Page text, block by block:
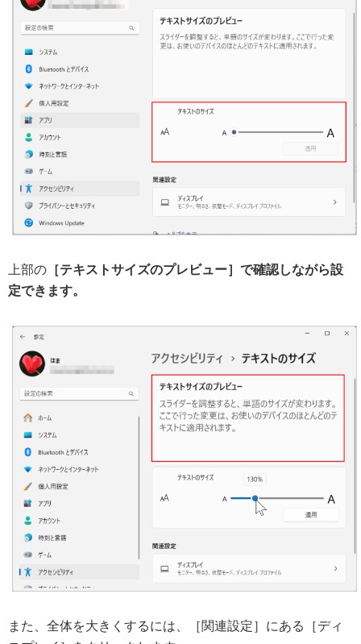
上部の ［テキストサイズのプレビュー］で確認しながら設
定できます。
また、全体を大きくするには、［関連設定］にある［ディ